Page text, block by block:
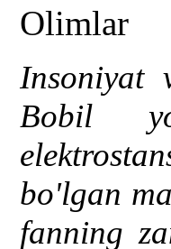
Olimlar
Insoniyat
Bobil
bo'lgan
fanning